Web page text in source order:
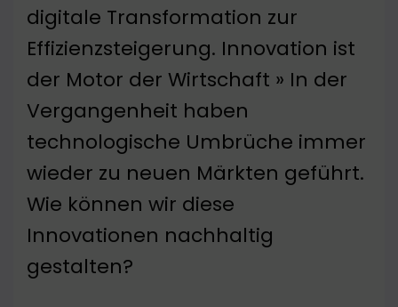
digitale Transformation zur
Effizienzsteigerung. Innovation ist
der Motor der Wirtschaft » In der
Vergangenheit haben
technologische Umbrüche immer
wieder zu neuen Märkten geführt.
Wie können wir diese
Innovationen nachhaltig
gestalten?